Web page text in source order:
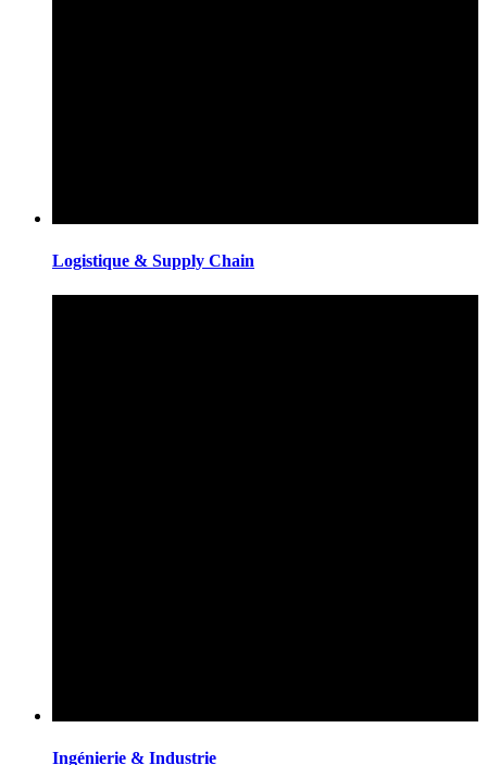
Logistique & Supply Chain
Ingénierie & Industrie